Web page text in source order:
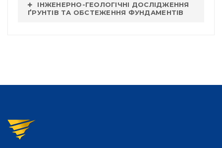
ІНЖЕНЕРНО-ГЕОЛОГІЧНІ ДОСЛІДЖЕННЯ
ҐРУНТІВ ТА ОБСТЕЖЕННЯ ФУНДАМЕНТІВ